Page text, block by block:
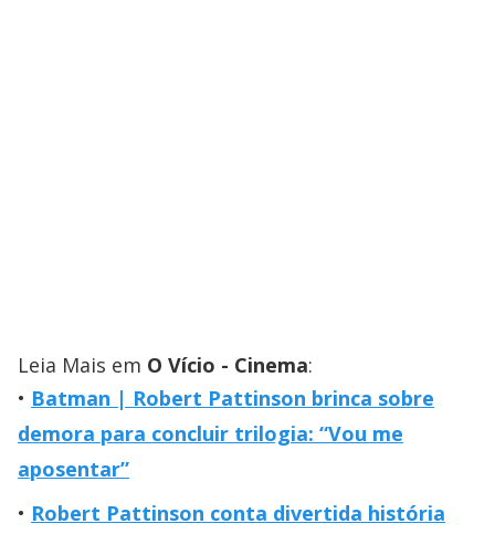
Leia Mais em O Vício - Cinema:
Batman | Robert Pattinson brinca sobre
demora para concluir trilogia: “Vou me
aposentar”
Robert Pattinson conta divertida história